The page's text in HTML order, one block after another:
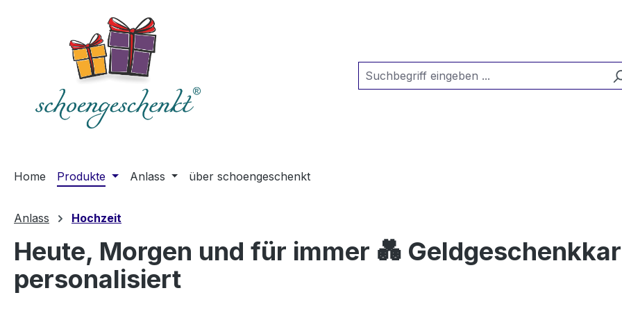
Zur Hauptnavigation springen
Home Produkte Anlass über schoengeschenkt
Anlass Hochzeit
Heute, Morgen und für immer 💑
personalisiert